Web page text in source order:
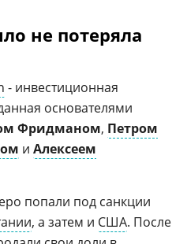
не потеряла
- инвестиционная
основателями
Фридманом, Петром
и Алексеем
попали под санкции
, а затем и США. После